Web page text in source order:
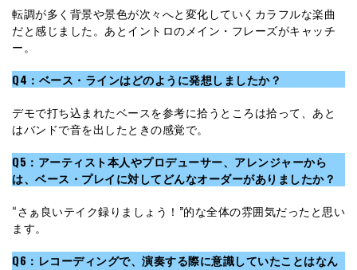
転調が多く背景や景色が次々へと変化していくカラフルな楽曲
だと感じました。あとイントロのメイン・フレーズがキャッチ
ー。
Q4：ベース・ラインはどのように発想しましたか？
デモで打ち込まれたベースを参考に拾うところは拾って、あと
はバンドで音を出したときの感覚で。
Q5：アーティスト本人やプロデューサー、アレンジャーから
は、ベース・プレイに対してどんなオーダーがありましたか？
“さぁ良いテイク録りましょう！”的な全体の雰囲気だったと思い
ます。
Q6：レコーディングで、演奏する際に意識していたことはなん